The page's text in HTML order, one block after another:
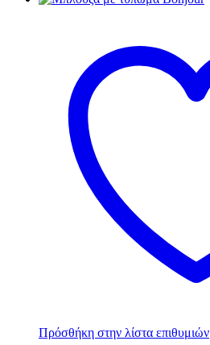
Πρόσθήκη στην λίστα επιθυμιών